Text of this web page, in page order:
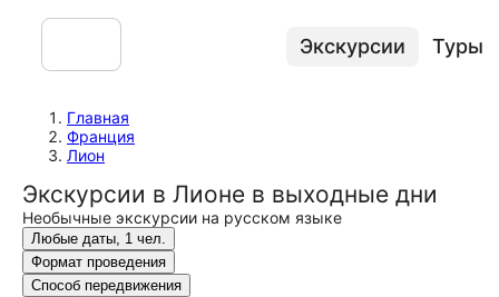
Экскурсии Туры
Главная
Франция
Лион
Экскурсии в Лионе в выходные дни
Необычные экскурсии на русском языке
Любые даты, 1 чел.
Формат проведения
Способ передвижения